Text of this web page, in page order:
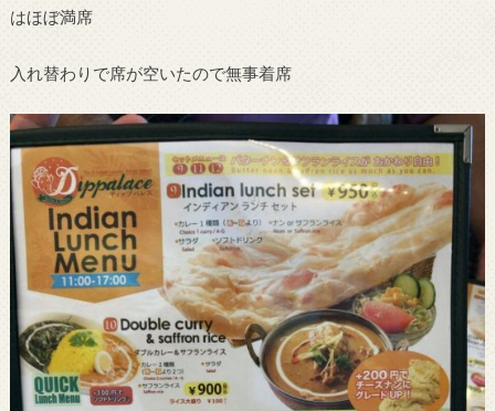
はほぼ満席
入れ替わりで席が空いたので無事着席